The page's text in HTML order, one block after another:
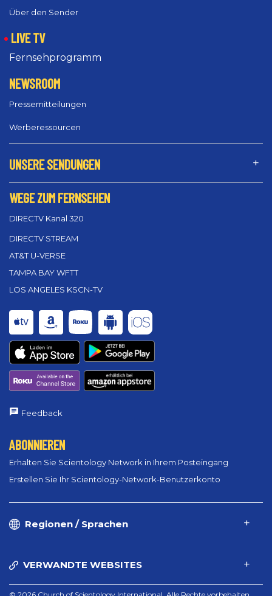
Über den Sender
LIVE TV
Fernsehprogramm
NEWSROOM
Pressemitteilungen
Werberessourcen
UNSERE SENDUNGEN
WEGE ZUM FERNSEHEN
DIRECTV Kanal 320
DIRECTV STREAM
AT&T U-VERSE
TAMPA BAY WFTT
LOS ANGELES KSCN-TV
Feedback
ABONNIEREN
Erhalten Sie Scientology Network in Ihrem Posteingang
Erstellen Sie Ihr Scientology-Network-Benutzerkonto
Regionen / Sprachen
VERWANDTE WEBSITES